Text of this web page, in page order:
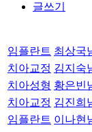
글쓰기
임플란트 최상국
치아교정 김지숙
치아성형 황은빈
치아교정 김진희
임플란트 이나현